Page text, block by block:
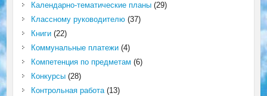
Календарно-тематические планы(29)
Классному руководителю(37)
Книги(22)
Коммунальные платежи(4)
Компетенция по предметам (6)
Конкурсы(28)
Контрольная работа(13)